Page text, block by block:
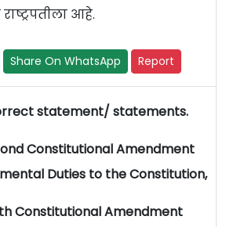
आहे.
Share On WhatsApp Report
statement/ statements.
Constitutional Amendment
Duties to the Constitution,
Constitutional Amendment